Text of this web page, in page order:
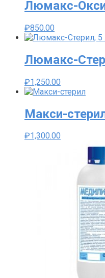
Люмакс-
₽850.00
Люмакс-
₽1,250.00
Макси-
₽1,300.00